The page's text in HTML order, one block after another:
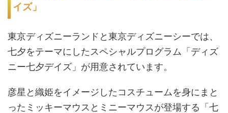
イズ」
東京ディズニーランドと東京ディズニーシーでは、
七夕をテーマにしたスペシャルプログラム「ディズ
ニー七夕デイズ」が用意されています。
彦星と織姫をイメージしたコスチュームを身にまと
ったミッキーマウスとミニーマウスが登場する「七